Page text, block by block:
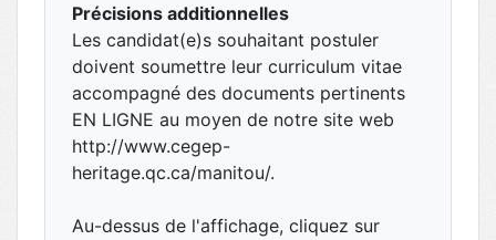
Précisions additionnelles
Les candidat(e)s souhaitant postuler
doivent soumettre leur curriculum vitae
accompagné des documents pertinents
EN LIGNE au moyen de notre site web
http://www.cegep-
heritage.qc.ca/manitou/.
Au-dessus de l'affichage, cliquez sur